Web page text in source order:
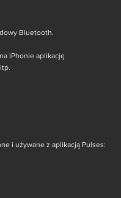
Bluetooth.
iPhonie aplikację
i używane z aplikacją Pulses: